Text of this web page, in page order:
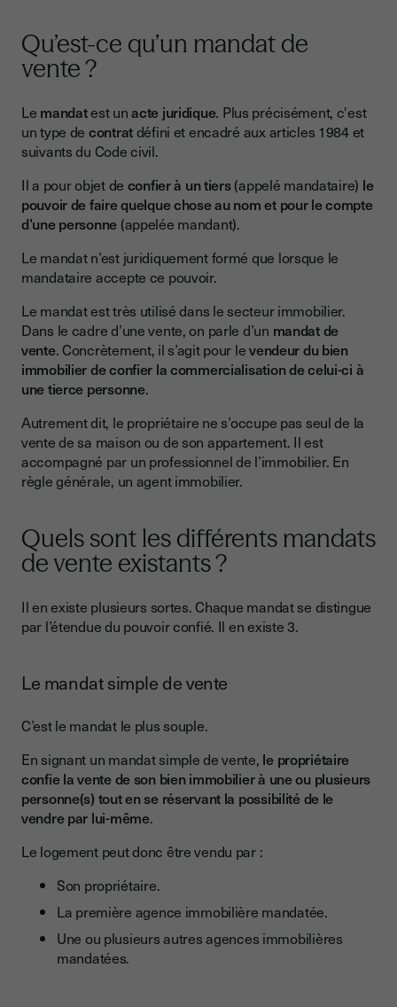
Quelle est la durée du mandat de vente ?
Peut-on résilier un mandat de vente immobilier ?
Combien coûte-t-il ?
Quel est le fonctionnement concret d’un mandat de vente ?
Quels sont les avantages du mandat de vente pour le
vendeur ?
Quels sont les inconvénients du mandat de vente pour le
Est-il obligatoire de signer un mandat de vente ?
À retenir sur le mandat de vente
Qu’est-ce qu’un mandat de
vente ?
Le mandatest unacte juridique. Plus précisément, c'est
un type de contratdéfini et encadré aux articles 1984 et
suivants du Code civil.
Il a pour objet de confier à un tiers(appelé mandataire) le
pouvoir de faire quelque chose au nom et pour le compte
d’une personne (appelée mandant).
Le mandat n’est juridiquement formé que lorsque le
mandataire accepte ce pouvoir.
Le mandat est très utilisé dans le secteur immobilier.
Dans le cadre d’une vente, on parle d’un mandat de
vente. Concrètement, il s’agit pour levendeur du bien
immobilierde confier la commercialisation de celui-ci à
une tierce personne.
Autrement dit, le propriétaire ne s’occupe pas seul de la
vente de sa maison ou de son appartement. Il est
accompagné par un professionnel de l’immobilier. En
règle générale, un agent immobilier.
Quels sont les différents mandats
de vente existants ?
Il en existe plusieurs sortes. Chaque mandat se distingue
par l’étendue du pouvoir confié. Il en existe 3.
Le mandat simple de vente
C’est le mandat le plus souple.
En signant un mandat simple de vente, le propriétaire
confie la vente de son bien immobilier à une ou plusieurs
personne(s) tout en se réservant la possibilité de le
vendre par lui-même.
Le logement peut donc être vendu par :
Son propriétaire.
La première agence immobilière mandatée.
Une ou plusieurs autres agences immobilières
mandatées.